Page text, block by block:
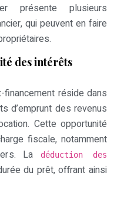
présente plusieurs
qui peuvent en faire
des intérêts
financement réside dans
d’emprunt des revenus
Cette opportunité
fiscale, notamment
La
déduction des
du prêt, offrant ainsi